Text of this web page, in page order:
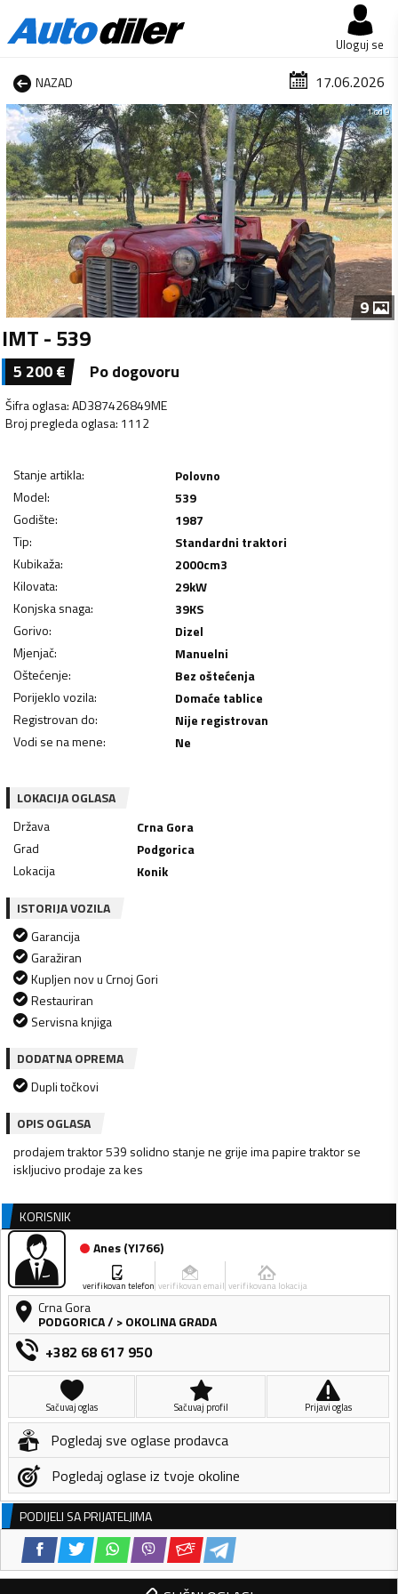
Uloguj se
NAZAD 17.06.2026
1 od 9
9
IMT - 539
5 200€ Po dogovoru
Šifra oglasa:AD387426849ME
Broj pregleda oglasa: 1112
Stanje artikla:
Polovno
Model:
539
Godište:
1987
Tip:
Standardni traktori
Kubikaža: 2000cm3
Kilovata: 29kW
Konjska snaga: 39KS
Gorivo:
Dizel
Mjenjač:
Manuelni
Oštećenje:
Bez oštećenja
Porijeklo vozila:
Domaće tablice
Registrovan do:
Nije registrovan
Vodi se na mene: Ne
LOKACIJA OGLASA
Država
Crna Gora
Grad
Podgorica
Lokacija
Konik
ISTORIJA VOZILA
Garancija
Garažiran
Kupljen nov u Crnoj Gori
Restauriran
Servisna knjiga
DODATNA OPREMA
Dupli točkovi
OPIS OGLASA
prodajem traktor 539 solidno stanje ne grije ima papire traktor se
iskljucivo prodaje za kes
KORISNIK
Anes(YI766)
verifikovan telefon verifikovan email verifikovana lokacija
Crna Gora
PODGORICA/ > OKOLINA GRADA
+382 68 617 950
Sačuvaj oglas Sačuvaj profil Prijavi oglas
Pogledaj sve oglase prodavca
Pogledaj oglase iz tvoje okoline
PODIJELI SA PRIJATELJIMA